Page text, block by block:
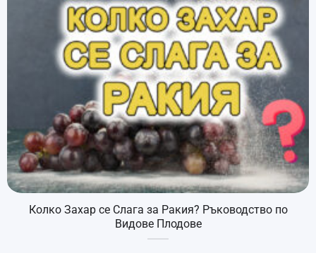
Колко Захар се Слага за Ракия? Ръководство по
Видове Плодове